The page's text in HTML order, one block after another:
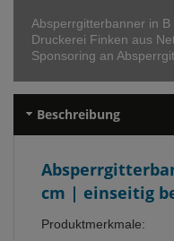
Absperrgitterbanner in
Druckerei Finken aus
Sponsoring an
Beschreibung
cm | einseitig
Produktmerkmale: